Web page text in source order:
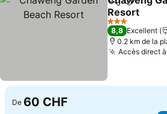
PartagerAjouter
Resort
Consulter
3 Étoiles
8,8 Excellent
0.2 km de la
Accès direct
De 60 CHF